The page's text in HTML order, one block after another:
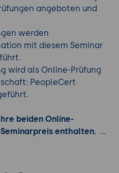
angeboten und
werden
mit diesem Seminar
wird als Online-Prüfung
PeopleCert
beiden Online-
enthalten.
bequem an